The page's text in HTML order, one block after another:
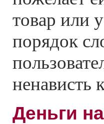
товар или
порядок
ненависть
Деньги